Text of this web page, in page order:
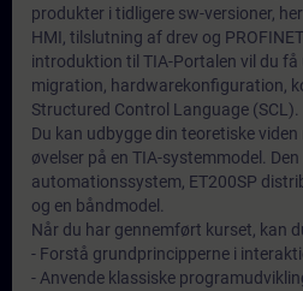
produkter i tidligere sw-versioner,
HMI, tilslutning af drev og
introduktion til TIA-Portalen vil du
migration, hardwarekonfiguration,
Structured Control Language (SCL).
Du kan udbygge din teoretiske
øvelser på en TIA-systemmodel.
automationssystem, ET200SP
og en båndmodel.
Når du har gennemført kurset, kan
- Forstå grundprincipperne i
- Anvende klassiske